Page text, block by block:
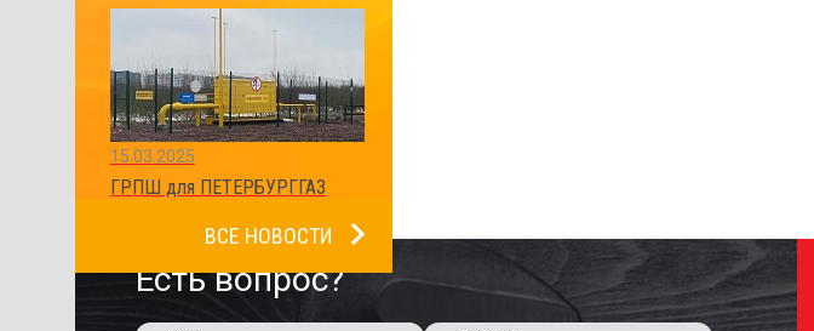
15.03.2025
ГРПШ для ПЕТЕРБУРГГАЗ
ВСЕ НОВОСТИ
Есть вопрос?